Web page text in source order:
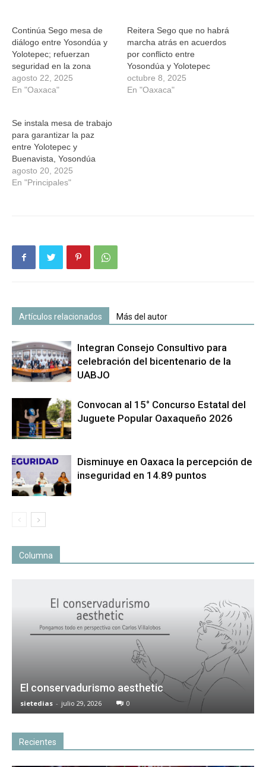
nueva) nueva) nueva) nueva)
Continúa Sego mesa de
diálogo entre Yosondúa y
Yolotepec; refuerzan
seguridad en la zona
agosto 22, 2025
En "Oaxaca"
Reitera Sego que no habrá
marcha atrás en acuerdos
por conflicto entre
Yosondúa y Yolotepec
octubre 8, 2025
En "Oaxaca"
Se instala mesa de trabajo
para garantizar la paz
entre Yolotepec y
Buenavista, Yosondúa
agosto 20, 2025
En "Principales"
Artículos relacionados Más del autor
Integran Consejo Consultivo para
celebración del bicentenario de la
UABJO
Convocan al 15° Concurso Estatal del
Juguete Popular Oaxaqueño 2026
Disminuye en Oaxaca la percepción de
inseguridad en 14.89 puntos
Columna
El conservadurismo aesthetic
sietedias - julio 29, 2026 0
Recientes